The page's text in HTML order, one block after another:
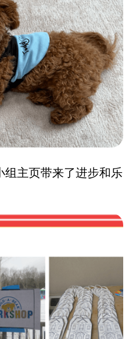
主页带来了进步和乐